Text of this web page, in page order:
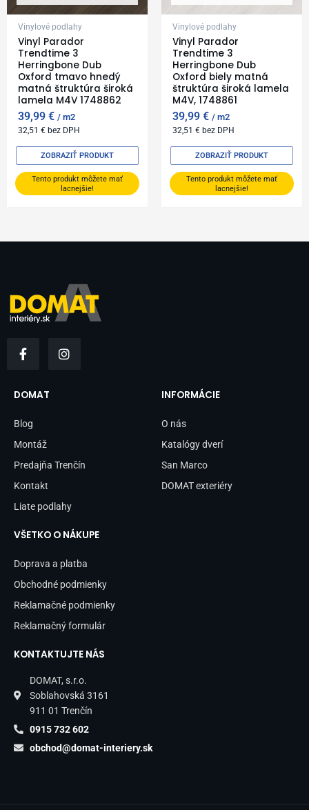
Vinylové podlahy
Vinyl Parador
Trendtime 3
Herringbone Dub
Oxford tmavo hnedý
matná štruktúra široká
lamela M4V 1748862
39,99€ m2
32,51€ bez DPH
Tento produkt môžete mať
lacnejšie!
ZOBRAZIŤ PRODUKT
Vinylové podlahy
Vinyl Parador
Trendtime 3
Herringbone Dub
Oxford biely matná
štruktúra široká lamela
M4V, 1748861
39,99€ m2
32,51€ bez DPH
Tento produkt môžete mať
lacnejšie!
ZOBRAZIŤ PRODUKT
a
b
o
k
-
n
DOMAT
Blog
Montáž
Predajňa Trenčín
Kontakt
Liate podlahy
INFORMÁCIE
O nás
Katalógy dverí
San Marco
DOMAT exteriéry
VŠETKO O NÁKUPE
Doprava a platba
Obchodné podmienky
Reklamačné podmienky
Reklamačný formulár
KONTAKTUJTE NÁS
DOMAT, s.r.o.
Soblahovská 3161
911 01 Trenčín
0915 732 602
obchod@domat-interiery.sk